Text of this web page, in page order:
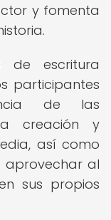
y fomenta
de escritura
participantes
de las
creación y
así como
aprovechar al
sus propios